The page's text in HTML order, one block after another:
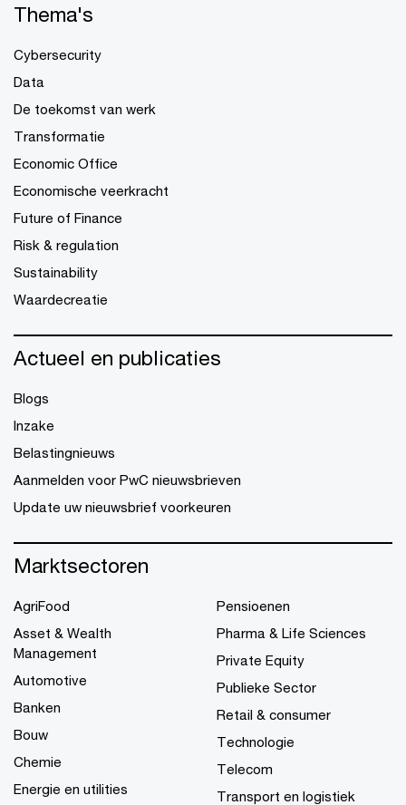
Thema's
Cybersecurity
Data
De toekomst van werk
Transformatie
Economic Office
Economische veerkracht
Future of Finance
Risk & regulation
Sustainability
Waardecreatie
Actueel en publicaties
Blogs
Inzake
Belastingnieuws
Aanmelden voor PwC nieuwsbrieven
Update uw nieuwsbrief voorkeuren
Marktsectoren
AgriFood
Asset & Wealth
Management
Automotive
Banken
Bouw
Chemie
Energie en utilities
Pensioenen
Pharma & Life Sciences
Private Equity
Publieke Sector
Retail & consumer
Technologie
Telecom
Transport en logistiek